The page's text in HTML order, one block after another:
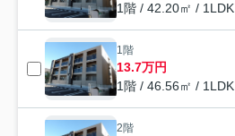
1階 / 42.20㎡ / 1LDK
1階
13.7万円
1階 / 46.56㎡ / 1LDK
2階